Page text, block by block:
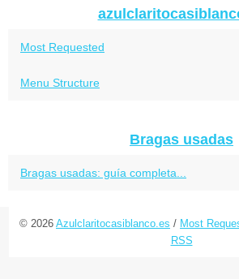
Most Requested
Menu Structure
Bragas usadas
Bragas usadas: guía completa...
© 2026 Azulclaritocasiblanco.es / Most
RSS